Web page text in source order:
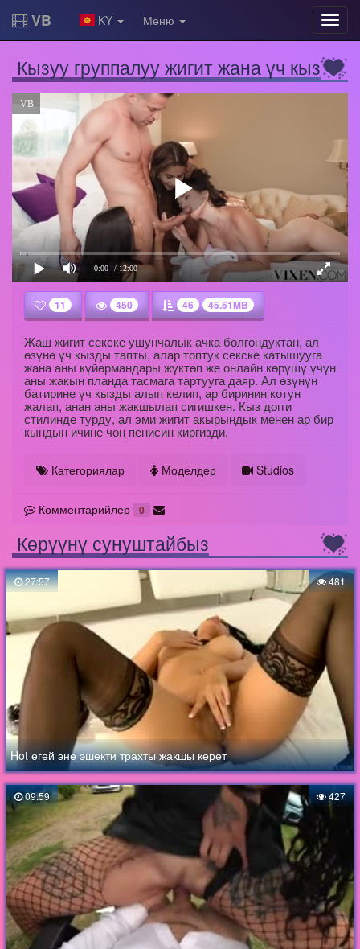
VB KY Меню
Кызуу группалуу жигит жана үч кыз
VB
0:00 / 12:00
11 450 46 45.51MB
Жаш жигит секске ушунчалык ачка болгондуктан, ал
өзүнө үч кызды тапты, алар топтук секске катышууга
жана аны күйөрмандары жүктөп же онлайн көрүшү үчүн
аны жакын планда тасмага тартууга даяр. Ал өзүнүн
батирине үч кызды алып келип, ар биринин котун
жалап, анан аны жакшылап сигишкен. Кыз догги
стилинде турду, ал эми жигит акырындык менен ар бир
кындын ичине чоң пенисин киргизди.
Категориялар Моделдер Studios
Комментарийлер 0
Көрүүнү сунуштайбыз
27:57 481
Hot өгөй эне эшекти трахты жакшы көрөт
09:59 427